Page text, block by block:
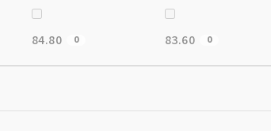
84.80 0 83.60 0